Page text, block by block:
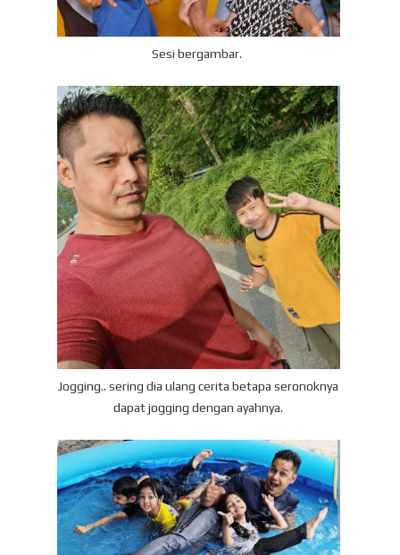
Sesi bergambar.
Jogging.. sering dia ulang cerita betapa seronoknya
dapat jogging dengan ayahnya.